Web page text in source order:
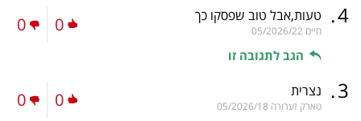
4
. טעות,אבל טוב שפסקו כך
חיים 05/2026/22
הגב לתגובה זו
0
0
3
. נצרית
טארק זערורה 05/2026/18
0
0